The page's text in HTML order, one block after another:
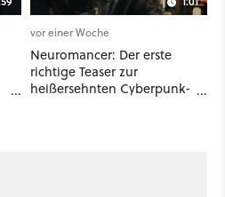
vor einer Woche
Neuromancer: Der erste
richtige Teaser zur
heißersehnten Cyberpunk-